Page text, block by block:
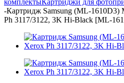
-Картридж Samsung (ML-1610D3)
Ph 3117/3122, 3K Hi-Black [ML-